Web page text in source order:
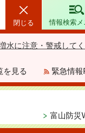
閉じる
情報検索メ
水に注意・警戒して
を見る 緊急情報
富山防災